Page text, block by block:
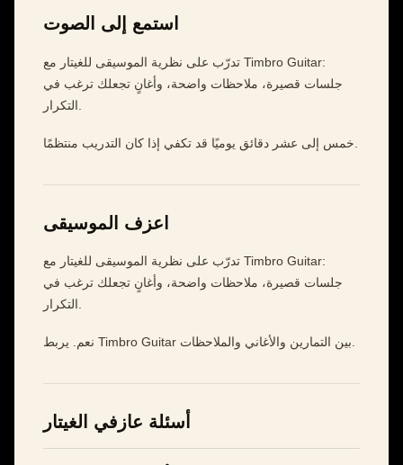
استمع إلى الصوت
تدرّب على نظرية الموسيقى للغيتار مع Timbro Guitar:
جلسات قصيرة، ملاحظات واضحة، وأغانٍ تجعلك ترغب في
اعزف الموسيقى
تدرّب على نظرية الموسيقى للغيتار مع Timbro Guitar:
جلسات قصيرة، ملاحظات واضحة، وأغانٍ تجعلك ترغب في
التكرار.
أسئلة عازفي الغيتار